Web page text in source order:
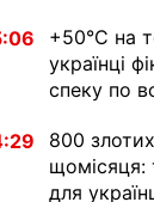
+50°C на
українці
спеку по
800
щомісяця:
для